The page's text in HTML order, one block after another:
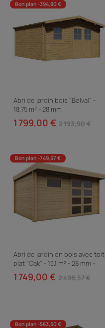
Bon plan -394,90 €
Abri de jardin bois "Belval" -
18,75 m² - 28 mm
1 799,00 € 2 193,90 €
Bon plan -749,57 €
Abri de jardin en bois avec toit
plat "Oak" - 13,1 m² - 28 mm -
Beige
1 749,00 € 2 498,57 €
Bon plan -563,50 €